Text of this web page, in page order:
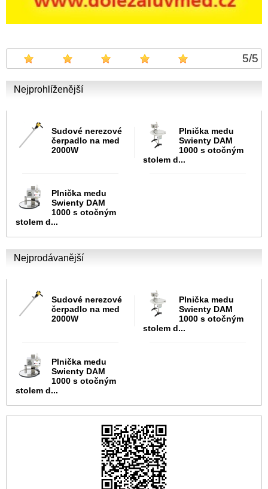
5/5
Nejprohlíženější
Sudové nerezové
čerpadlo na med
2000W
Plnička medu
Swienty DAM
1000 s otočným
stolem d...
Plnička medu
Swienty DAM
1000 s otočným
stolem d...
Nejprodávanější
Sudové nerezové
čerpadlo na med
2000W
Plnička medu
Swienty DAM
1000 s otočným
stolem d...
Plnička medu
Swienty DAM
1000 s otočným
stolem d...